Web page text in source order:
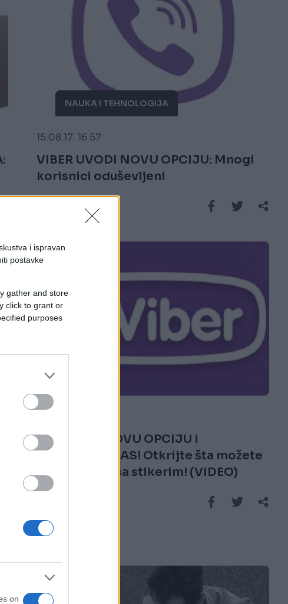
i ispravan
postavke
gather and store
click to grant or
purposes
on
NAUKA I TEHNOLOGIJA
15.08.17. 16:57
VIBER UVODI NOVU OPCIJU: Mnogi
korisnici oduševljeni
Saznaj više
VIBER IMA NOVU OPCIJU I
ODUŠEVIĆE VAS! Otkrijte šta možete
još da radite sa stikerim! (VIDEO)